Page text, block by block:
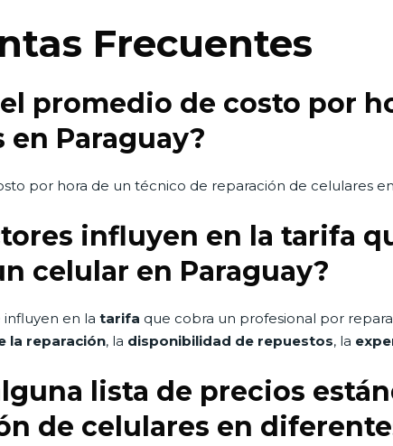
Frecuentes
el promedio de costo por
en Paraguay?
por hora de un técnico de reparación de celulares
influyen en la tarifa
celular en Paraguay?
influyen en la tarifa que cobra un profesional por
la reparación, la disponibilidad de repuestos, la
lista de precios
de celulares en